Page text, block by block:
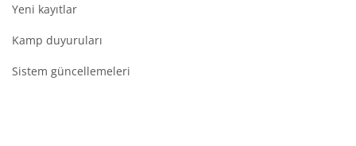
Yeni kayıtlar
Kamp duyuruları
Sistem güncellemeleri